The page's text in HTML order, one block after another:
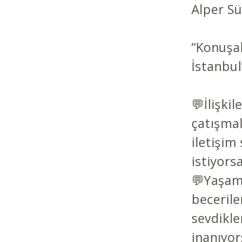
Alper
iletişim